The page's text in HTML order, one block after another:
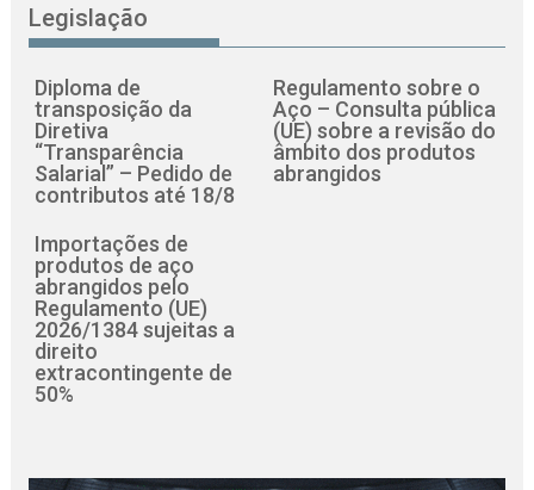
Legislação
Diploma de
transposição da
Diretiva
“Transparência
Salarial” – Pedido de
contributos até 18/8
Regulamento sobre o
Aço – Consulta pública
(UE) sobre a revisão do
âmbito dos produtos
abrangidos
Importações de
produtos de aço
abrangidos pelo
Regulamento (UE)
2026/1384 sujeitas a
direito
extracontingente de
50%